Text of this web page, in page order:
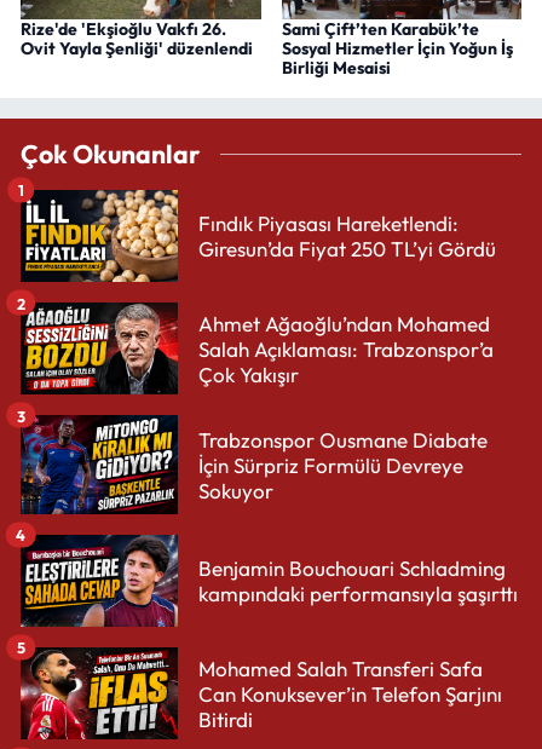
Rize'de 'Ekşioğlu Vakfı 26.
Ovit Yayla Şenliği' düzenlendi
Sami Çift’ten Karabük’te
Sosyal Hizmetler İçin Yoğun İş
Birliği Mesaisi
Çok Okunanlar
Fındık Piyasası Hareketlendi:
Giresun’da Fiyat 250 TL’yi Gördü
1
Ahmet Ağaoğlu’ndan Mohamed
Salah Açıklaması: Trabzonspor’a
Çok Yakışır
2
Trabzonspor Ousmane Diabate
İçin Sürpriz Formülü Devreye
Sokuyor
3
Benjamin Bouchouari Schladming
kampındaki performansıyla şaşırttı
4
Mohamed Salah Transferi Safa
Can Konuksever’in Telefon Şarjını
Bitirdi
5